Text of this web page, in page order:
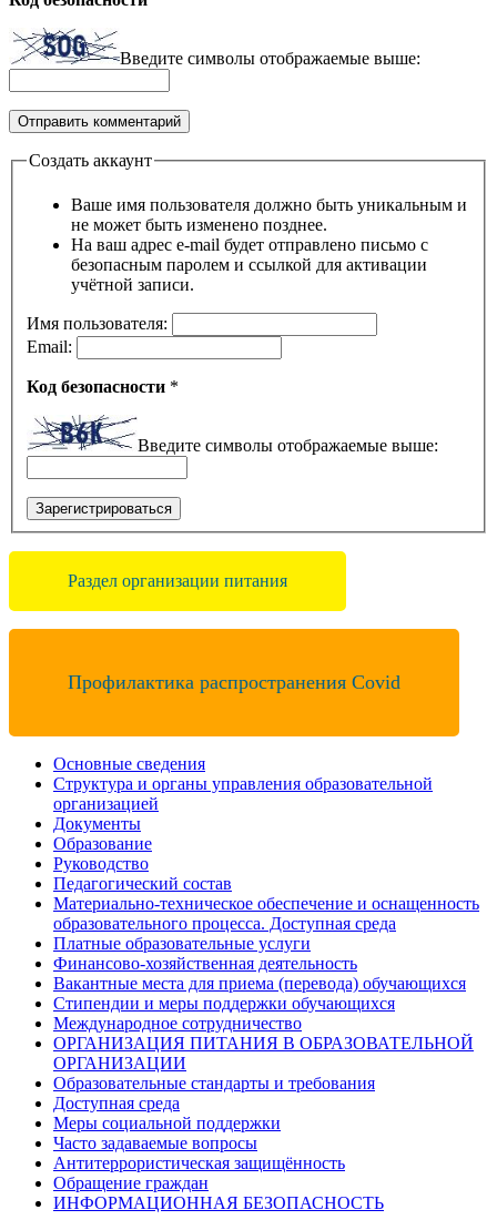
Введите символы отображаемые выше:
Создать аккаунт
Ваше имя пользователя должно быть уникальным и
не может быть изменено позднее.
На ваш адрес e-mail будет отправлено письмо с
безопасным паролем и ссылкой для активации
учётной записи.
Имя пользователя:
Email:
Код безопасности *
Введите символы отображаемые выше:
Зарегистрироваться
Раздел организации питания
Профилактика распространения Covid
Основные сведения
Структура и органы управления образовательной
организацией
Документы
Образование
Руководство
Педагогический состав
Материально-техническое обеспечение и оснащенность
образовательного процесса. Доступная среда
Платные образовательные услуги
Финансово-хозяйственная деятельность
Вакантные места для приема (перевода) обучающихся
Стипендии и меры поддержки обучающихся
Международное сотрудничество
ОРГАНИЗАЦИЯ ПИТАНИЯ В ОБРАЗОВАТЕЛЬНОЙ
ОРГАНИЗАЦИИ
Образовательные стандарты и требования
Доступная среда
Меры социальной поддержки
Часто задаваемые вопросы
Антитеррористическая защищённость
Обращение граждан
ИНФОРМАЦИОННАЯ БЕЗОПАСНОСТЬ